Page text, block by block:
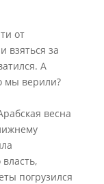
от
взяться за
А
мы верили?
весна
погрузился